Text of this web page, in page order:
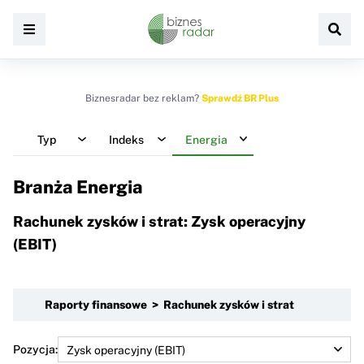
Biznesradar bez reklam? Sprawdź BR Plus
Typ Indeks Energia
Branża Energia
Rachunek zysków i strat: Zysk operacyjny
(EBIT)
Raporty finansowe > Rachunek zysków i strat
Pozycja: